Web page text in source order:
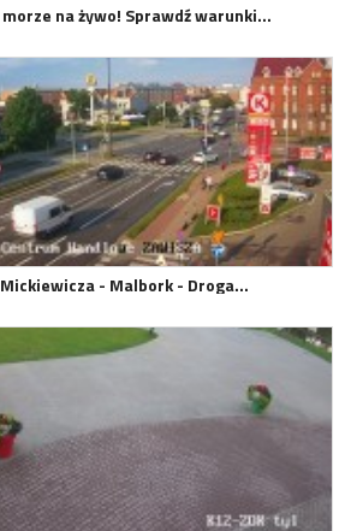
na żywo! Sprawdź warunki…
- Malbork - Droga…